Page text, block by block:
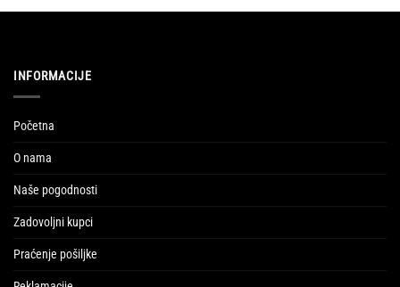
INFORMACIJE
Početna
O nama
Naše pogodnosti
Zadovoljni kupci
Praćenje pošiljke